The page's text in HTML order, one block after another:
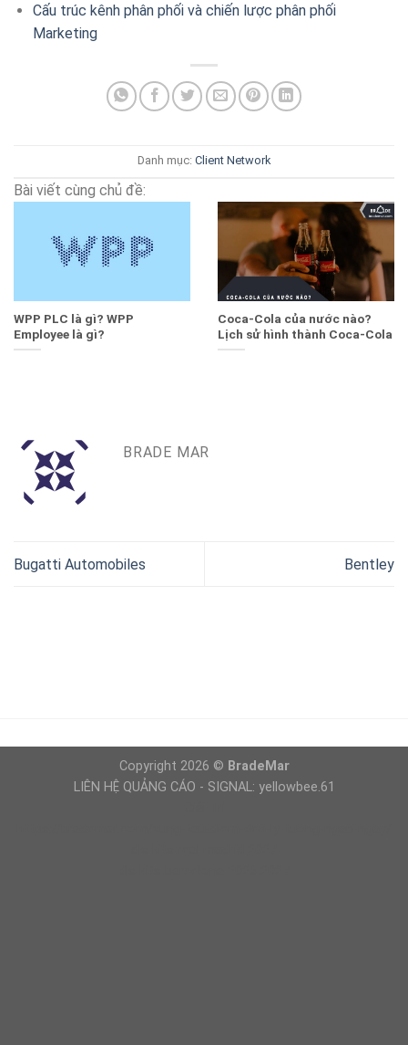
Cấu trúc kênh phân phối và chiến lược phân phối
Marketing
Danh mục: Client Network
Bài viết cùng chủ đề:
WPP PLC là gì? WPP
Employee là gì?
Coca-Cola của nước nào?
Lịch sử hình thành Coca-Cola
BRADE MAR
Bugatti Automobiles Bentley
Copyright 2026 © BradeMar
LIÊN HỆ QUẢNG CÁO - SIGNAL: yellowbee.61